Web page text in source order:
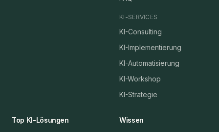
KI-SERVICES
KI-Consulting
KI-Implementierung
KI-Automatisierung
KI-Workshop
KI-Strategie
Top KI-Lösungen Wissen